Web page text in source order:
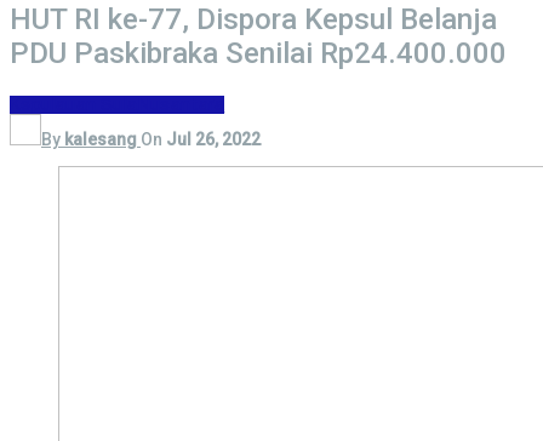
HUT RI ke-77, Dispora Kepsul Belanja
PDU Paskibraka Senilai Rp24.400.000
By kalesang On Jul 26, 2022